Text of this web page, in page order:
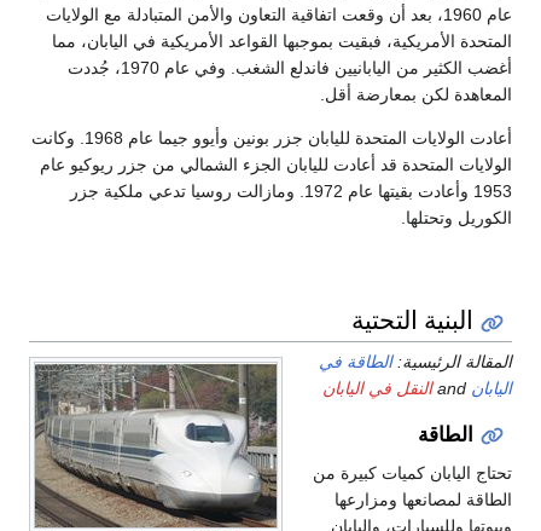
عام 1960، بعد أن وقعت اتفاقية التعاون والأمن المتبادلة مع الولايات
المتحدة الأمريكية، فبقيت بموجبها القواعد الأمريكية في اليابان، مما
أغضب الكثير من اليابانيين فاندلع الشغب. وفي عام 1970، جُددت
المعاهدة لكن بمعارضة أقل.
أعادت الولايات المتحدة لليابان جزر بونين وأيوو جيما عام 1968. وكانت
الولايات المتحدة قد أعادت لليابان الجزء الشمالي من جزر ريوكيو عام
1953 وأعادت بقيتها عام 1972. ومازالت روسيا تدعي ملكية جزر
الكوريل وتحتلها.
البنية التحتية
المقالة الرئيسية:الطاقة في
اليابان
النقل في اليابان
الطاقة
تحتاج اليابان كميات كبيرة من
الطاقة لمصانعها ومزارعها
وبيوتها وللسيارات، واليابان